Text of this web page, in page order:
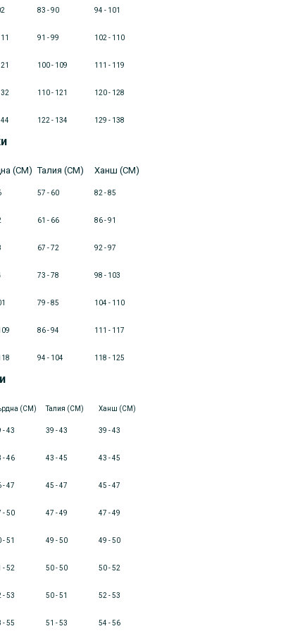
83 - 90 94 - 101
91 - 99 102 - 110
100 - 109 111 - 119
110 - 121 120 - 128
122 - 134 129 - 138
(CM) Талия (CM) Ханш (CM)
57 - 60 82 - 85
61 - 66 86 - 91
67 - 72 92 - 97
73 - 78 98 - 103
79 - 85 104 - 110
86 - 94 111 - 117
94 - 104 118 - 125
(CM) Талия (CM) Ханш (CM)
- 43 39 - 43 39 - 43
- 46 43 - 45 43 - 45
- 47 45 - 47 45 - 47
- 50 47 - 49 47 - 49
- 51 49 - 50 49 - 50
- 52 50 - 50 50 - 52
- 53 50 - 51 52 - 53
- 55 51 - 53 54 - 56